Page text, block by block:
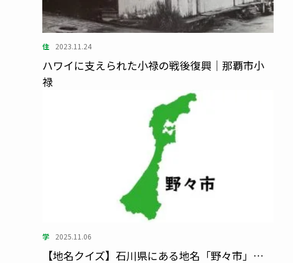
住 2023.11.24
ハワイに支えられた小禄の戦後復興｜那覇市小
禄
学 2025.11.06
【地名クイズ】石川県にある地名「野々市」…